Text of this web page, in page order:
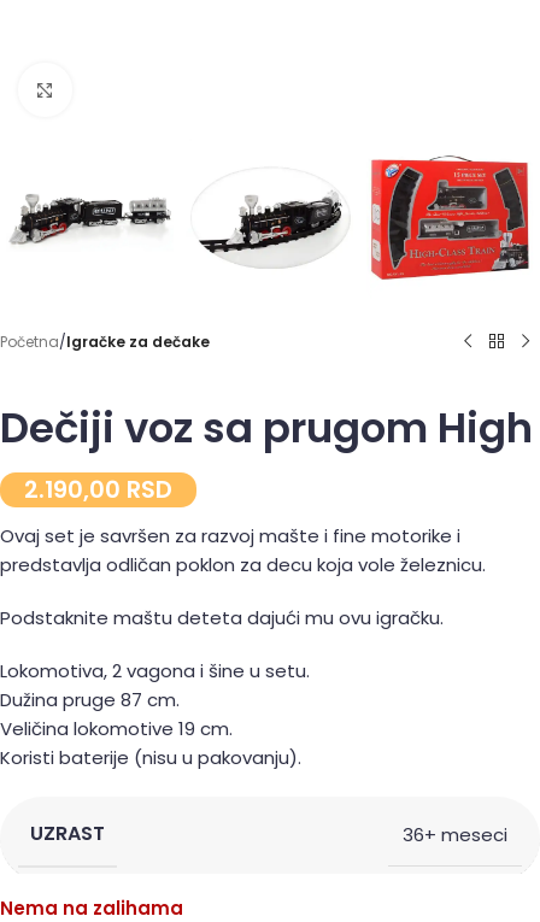
Početna Igračke za dečake
Dečiji voz sa prugom High
2.190,00 RSD
Ovaj set je savršen za razvoj mašte i fine motorike i
predstavlja odličan poklon za decu koja vole železnicu.
Podstaknite maštu deteta dajući mu ovu igračku.
Lokomotiva, 2 vagona i šine u setu.
Dužina pruge 87 cm.
Veličina lokomotive 19 cm.
Koristi baterije (nisu u pakovanju).
UZRAST 36+ meseci
Nema na zalihama